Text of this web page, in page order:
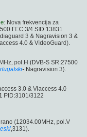
: Nova frekvencija za
FEC:3/4 SID:13831
3 & Nagravision 3 &
4.0 & VideoGuard).
pol.H (DVB-S SR:27500
- Nagravision 3).
3.0 & Viaccess 4.0
PID:3101/3122
(12034.00MHz, pol.V
,3131).